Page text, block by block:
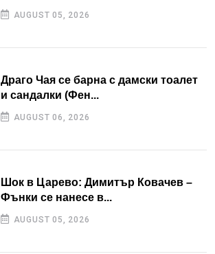
AUGUST 05, 2026
Драго Чая се барна с дамски тоалет
и сандалки (Фен...
AUGUST 06, 2026
Шок в Царево: Димитър Ковачев –
Фънки се нанесе в...
AUGUST 05, 2026